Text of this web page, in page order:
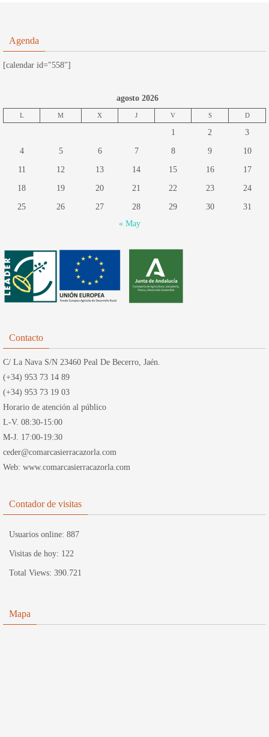
Agenda
[calendar id="558"]
agosto 2026
L M X J V S D
1 2 3
4 5 6 7 8 9 10
11 12 13 14 15 16 17
18 19 20 21 22 23 24
25 26 27 28 29 30
31
« May
Contacto
C/ La Nava S/N 23460 Peal De Becerro, Jaén.
(+34) 953 73 14 89
(+34) 953 73 19 03
Horario de atención al público
L-V. 08:30-15:00
M-J. 17:00-19:30
ceder@comarcasierracazorla.com
Web: www.comarcasierracazorla.com
Contador de visitas
Usuarios online: 887
Visitas de hoy: 122
Total Views: 390.721
Mapa